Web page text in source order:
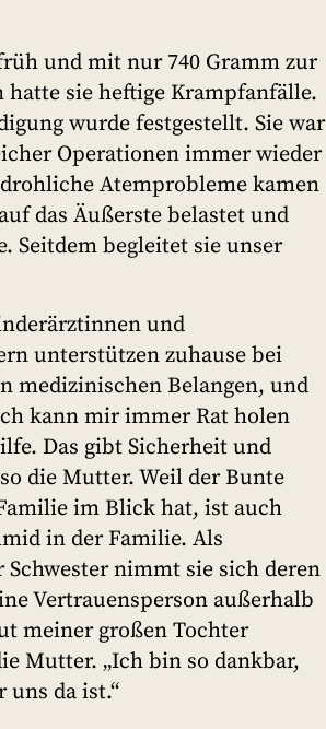
und mit nur 740 Gramm zur
sie heftige Krampfanfälle.
wurde festgestellt. Sie war
Operationen immer wieder
Atemprobleme kamen
das Äußerste belastet und
Seitdem begleitet sie unser
und
unterstützen zuhause bei
medizinischen Belangen, und
kann mir immer Rat holen
Das gibt Sicherheit und
die Mutter. Weil der Bunte
im Blick hat, ist auch
in der Familie. Als
nimmt sie sich deren
Vertrauensperson außerhalb
meiner großen Tochter
Mutter. „Ich bin so dankbar,
uns da ist.“